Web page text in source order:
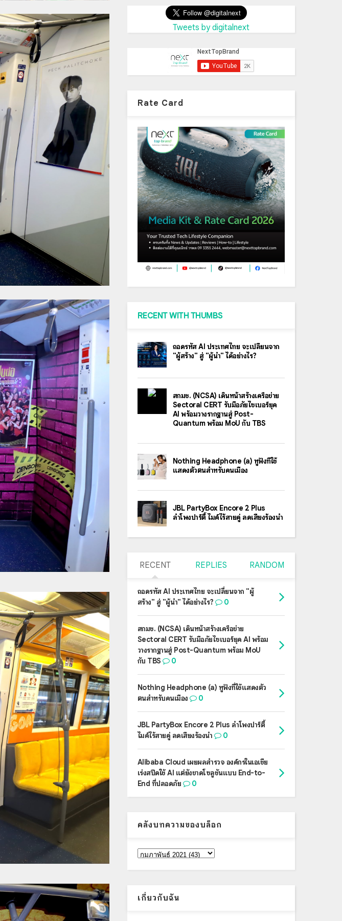
Tweets by digitalnext
Rate Card
RECENT WITH THUMBS
ถอดรหัส AI ประเทศไทย จะเปลี่ยนจาก
"ผู้สร้าง" สู่ "ผู้นำ" ได้อย่างไร?
สกมช. (NCSA) เดินหน้าสร้างเครือข่าย
Sectoral CERT รับมือภัยไซเบอร์ยุค
AI พร้อมวางรากฐานสู่ Post-
Quantum พร้อม MoU กับ TBS
Nothing Headphone (a) หูฟังที่ใช้
แสดงตัวตนสำหรับคนเมือง
JBL PartyBox Encore 2 Plus
ลำโพงปาร์ตี้ ไมค์ไร้สายคู่ ลดเสียงร้องนำ
RECENT REPLIES RANDOM
ถอดรหัส AI ประเทศไทย จะเปลี่ยนจาก "ผู้
สร้าง" สู่ "ผู้นำ" ได้อย่างไร?
0
สกมช. (NCSA) เดินหน้าสร้างเครือข่าย
Sectoral CERT รับมือภัยไซเบอร์ยุค AI พร้อม
วางรากฐานสู่ Post-Quantum พร้อม MoU
กับ TBS
0
Nothing Headphone (a) หูฟังที่ใช้แสดงตัว
ตนสำหรับคนเมือง
0
JBL PartyBox Encore 2 Plus ลำโพงปาร์ตี้
ไมค์ไร้สายคู่ ลดเสียงร้องนำ
0
Alibaba Cloud เผยผลสำรวจ องค์กรในเอเชีย
เร่งสปีดใช้ AI แต่ยังขาดโซลูชันแบบ End-to-
End ที่ปลอดภัย
0
คลังบทความของบล็อก
เกี่ยวกับฉัน